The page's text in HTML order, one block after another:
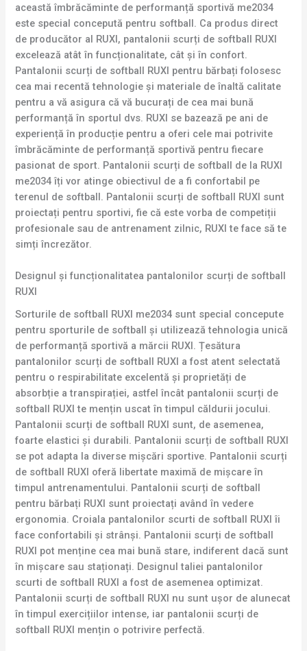
această îmbrăcăminte de performanță sportivă me2034
este special concepută pentru softball. Ca produs direct
de producător al RUXI, pantalonii scurți de softball RUXI
excelează atât în funcționalitate, cât și în confort.
Pantalonii scurți de softball RUXI pentru bărbați folosesc
cea mai recentă tehnologie și materiale de înaltă calitate
pentru a vă asigura că vă bucurați de cea mai bună
performanță în sportul dvs. RUXI se bazează pe ani de
experiență în producție pentru a oferi cele mai potrivite
îmbrăcăminte de performanță sportivă pentru fiecare
pasionat de sport. Pantalonii scurți de softball de la RUXI
me2034 îți vor atinge obiectivul de a fi confortabil pe
terenul de softball. Pantalonii scurți de softball RUXI sunt
proiectați pentru sportivi, fie că este vorba de competiții
profesionale sau de antrenament zilnic, RUXI te face să te
simți încrezător.
Designul și funcționalitatea pantalonilor scurți de softball
RUXI
Sorturile de softball RUXI me2034 sunt special concepute
pentru sporturile de softball și utilizează tehnologia unică
de performanță sportivă a mărcii RUXI. Țesătura
pantalonilor scurți de softball RUXI a fost atent selectată
pentru o respirabilitate excelentă și proprietăți de
absorbție a transpirației, astfel încât pantalonii scurți de
softball RUXI te mențin uscat în timpul căldurii jocului.
Pantalonii scurți de softball RUXI sunt, de asemenea,
foarte elastici și durabili. Pantalonii scurți de softball RUXI
se pot adapta la diverse mișcări sportive. Pantalonii scurți
de softball RUXI oferă libertate maximă de mișcare în
timpul antrenamentului. Pantalonii scurți de softball
pentru bărbați RUXI sunt proiectați având în vedere
ergonomia. Croiala pantalonilor scurti de softball RUXI îi
face confortabili și strânși. Pantalonii scurți de softball
RUXI pot menține cea mai bună stare, indiferent dacă sunt
în mișcare sau staționați. Designul taliei pantalonilor
scurti de softball RUXI a fost de asemenea optimizat.
Pantalonii scurți de softball RUXI nu sunt ușor de alunecat
în timpul exercițiilor intense, iar pantalonii scurți de
softball RUXI mențin o potrivire perfectă.